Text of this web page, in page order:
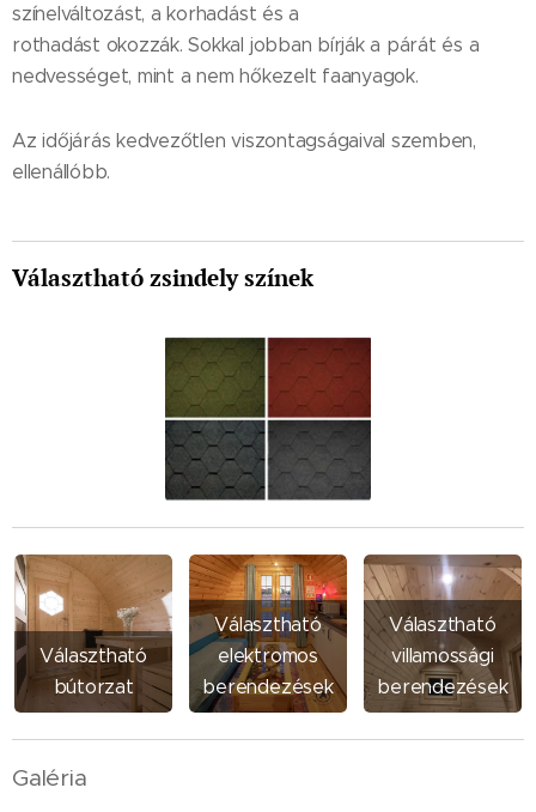
színelváltozást, a korhadást és a
rothadást okozzák. Sokkal jobban bírják a párát és a
nedvességet, mint a nem hőkezelt faanyagok.
Az időjárás kedvezőtlen viszontagságaival szemben,
ellenállóbb.
Választható zsindely színek
Választható
bútorzat
Választható
elektromos
berendezések
Választható
villamossági
berendezések
Galéria